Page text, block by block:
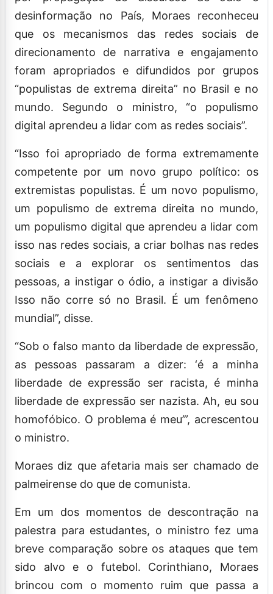
desinformação no País, Moraes reconheceu
que os mecanismos das redes sociais de
direcionamento de narrativa e engajamento
foram apropriados e difundidos por grupos
“populistas de extrema direita” no Brasil e no
mundo. Segundo o ministro, “o populismo
digital aprendeu a lidar com as redes sociais”.
“Isso foi apropriado de forma extremamente
competente por um novo grupo político: os
extremistas populistas. É um novo populismo,
um populismo de extrema direita no mundo,
um populismo digital que aprendeu a lidar com
isso nas redes sociais, a criar bolhas nas redes
sociais e a explorar os sentimentos das
pessoas, a instigar o ódio, a instigar a divisão
Isso não corre só no Brasil. É um fenômeno
mundial”, disse.
“Sob o falso manto da liberdade de expressão,
as pessoas passaram a dizer: ‘é a minha
liberdade de expressão ser racista, é minha
liberdade de expressão ser nazista. Ah, eu sou
homofóbico. O problema é meu’”, acrescentou
o ministro.
Moraes diz que afetaria mais ser chamado de
palmeirense do que de comunista.
Em um dos momentos de descontração na
palestra para estudantes, o ministro fez uma
breve comparação sobre os ataques que tem
sido alvo e o futebol. Corinthiano, Moraes
brincou com o momento ruim que passa a